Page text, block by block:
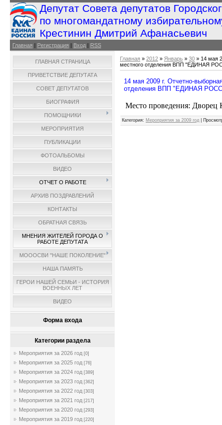
Депутат Совета депутатов
по многомандатному
Крестинин Дмитрий Афанасьевич
Главная | Регистрация | Вход | RSS
ГЛАВНАЯ СТРАНИЦА
ПРИВЕТСТВИЕ ДЕПУТАТА
СОВЕТ ДЕПУТАТОВ
БИОГРАФИЯ
ПОМОЩНИКИ
МЕРОПРИЯТИЯ
ПУБЛИКАЦИИ
ФОТОАЛЬБОМЫ
ВИДЕО
ОТЧЕТ О РАБОТЕ
АРХИВ ПОЗДРАВЛЕНИЙ
КОНТАКТЫ
ОБРАТНАЯ СВЯЗЬ
МНЕНИЯ ЖИТЕЛЕЙ ГОРОДА О
РАБОТЕ ДЕПУТАТА
МОООСВИ "НАШЕ ПОКОЛЕНИЕ"
НАША ПАМЯТЬ
ГЕРОИ НАШЕЙ СЕМЬИ - ИСТОРИЯ
ВОЕННЫХ ЛЕТ
ВИДЕО
Форма входа
Категории раздела
Мероприятия за 2026 год [0]
Мероприятия за 2025 год [76]
Мероприятия за 2024 год [389]
Мероприятия за 2023 год [362]
Мероприятия за 2022 год [303]
Мероприятия за 2021 год [217]
Мероприятия за 2020 год [293]
Мероприятия за 2019 год [220]
Главная » 2012 » Январь » 30 » 14 мая
местного отделения ВПП "ЕДИНАЯ
14 мая 2009 г. Отчетно-
отделения ВПП "ЕДИНАЯ
Место проведения: Дворец
Категория: Мероприятия за 2009 год